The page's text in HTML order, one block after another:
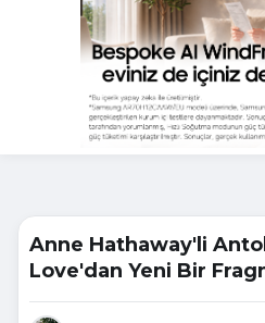
Anne Hathaway'li
Love'dan Yeni Bir